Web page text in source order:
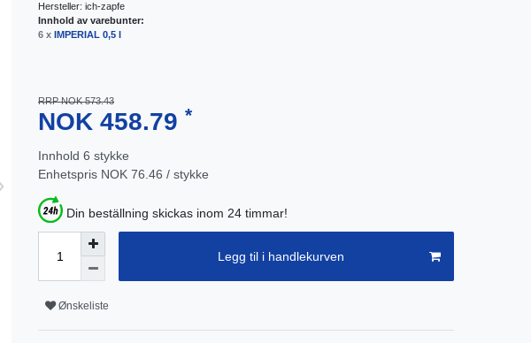
Hersteller: ich-zapfe
Innhold av varebunter:
6 x
IMPERIAL 0,5 l
RRP NOK 573.43
NOK 458.79 *
Innhold 6 stykke
Enhetspris NOK 76.46 / stykke
Din beställning skickas inom 24 timmar!
Legg til i handlekurven
Ønskeliste